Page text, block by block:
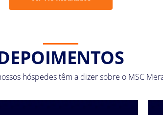
hóspedes têm a dizer sobre o MSC